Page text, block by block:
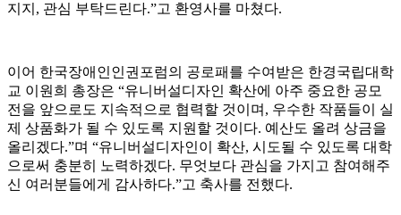
지지, 관심 부탁드린다.”고 환영사를 마쳤다.
이어 한국장애인인권포럼의 공로패를 수여받은 한경국립대학
교 이원희 총장은 “유니버설디자인 확산에 아주 중요한 공모
전을 앞으로도 지속적으로 협력할 것이며, 우수한 작품들이 실
제 상품화가 될 수 있도록 지원할 것이다. 예산도 올려 상금을
올리겠다.”며 “유니버설디자인이 확산, 시도될 수 있도록 대학
으로써 충분히 노력하겠다. 무엇보다 관심을 가지고 참여해주
신 여러분들에게 감사하다.”고 축사를 전했다.